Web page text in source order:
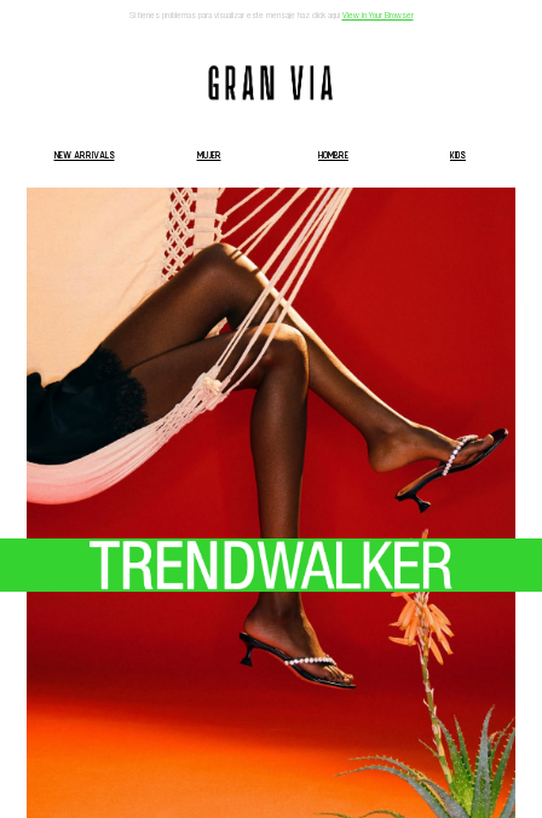
Si tienes problemas para visualizar este mensaje haz click aqui View in Your Browser
NEW ARRIVALS MUJER HOMBRE KIDS